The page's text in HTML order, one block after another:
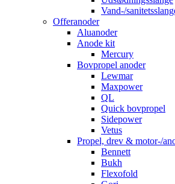
Vand-/
Offeranoder
Aluanoder
Anode kit
Mercury
Bovpropel anoder
Lewmar
Maxpower
QL
Quick bovpropel
Sidepower
Vetus
Propel, drev & motor-/
Bennett
Bukh
Flexofold